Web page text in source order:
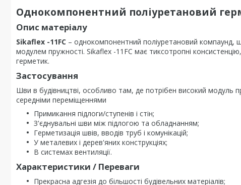
Однокомпонентний поліуретановий
Опис матеріалу
Sikaflex -11FC – однокомпонентний поліуретановий компаунд,
модулем пружності. Sikaflex -11FC має тиксотропні
герметик.
Застосування
Шви в будівництві, особливо там, де потрібен високий модуль
середніми переміщеннями
Примикання підлоги/ступенів і стін;
З'єднувальні шви між підлогою та обладнанням;
Герметизація швів, вводів труб і комунікацій;
У металевих і дерев'яних конструкціях;
В системах вентиляції.
Характеристики / Переваги
Прекрасна адгезія до більшості будівельних матеріалів;